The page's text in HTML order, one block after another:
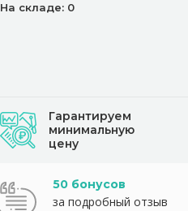
На складе: 0
Гарантируем
минимальную
цену
50 бонусов
за подробный отзыв